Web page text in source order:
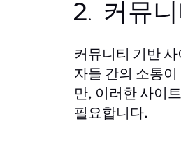
2. 커뮤
커뮤니티 기반
자들 간의 소통
만, 이러한 사이
필요합니다.